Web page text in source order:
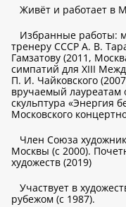
Живёт и работает в
Избранные работы:
тренеру СССР А. В.
Гамзатову (2011,
симпатий для XIII
П. И. Чайковского
вручаемый лауреатам
скульптура «Энергия
Московского
Член Союза
Москвы (с 2000).
художеств (2019)
Участвует в
рубежом (с 1987).